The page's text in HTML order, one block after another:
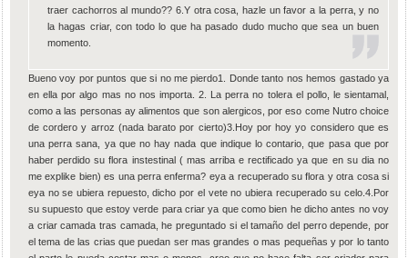
traer cachorros al mundo?? 6.Y otra cosa, hazle un favor a la perra, y no
la hagas criar, con todo lo que ha pasado dudo mucho que sea un buen
momento.
Bueno voy por puntos que si no me pierdo1. Donde tanto nos hemos gastado ya
en ella por algo mas no nos importa. 2. La perra no tolera el pollo, le sientamal,
como a las personas ay alimentos que son alergicos, por eso come Nutro choice
de cordero y arroz (nada barato por cierto)3.Hoy por hoy yo considero que es
una perra sana, ya que no hay nada que indique lo contario, que pasa que por
haber perdido su flora instestinal ( mas arriba e rectificado ya que en su dia no
me explike bien) es una perra enferma? eya a recuperado su flora y otra cosa si
eya no se ubiera repuesto, dicho por el vete no ubiera recuperado su celo.4.Por
su supuesto que estoy verde para criar ya que como bien he dicho antes no voy
a criar camada tras camada, he preguntado si el tamaño del perro depende, por
el tema de las crias que puedan ser mas grandes o mas pequeñas y por lo tanto